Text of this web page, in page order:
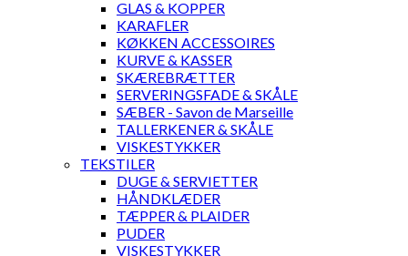
GLAS & KOPPER
KARAFLER
KØKKEN ACCESSOIRES
KURVE & KASSER
SKÆREBRÆTTER
SERVERINGSFADE & SKÅLE
SÆBER - Savon de Marseille
TALLERKENER & SKÅLE
VISKESTYKKER
TEKSTILER
DUGE & SERVIETTER
HÅNDKLÆDER
TÆPPER & PLAIDER
PUDER
VISKESTYKKER